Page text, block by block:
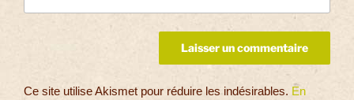
Ce site utilise Akismet pour réduire les indésirables. En